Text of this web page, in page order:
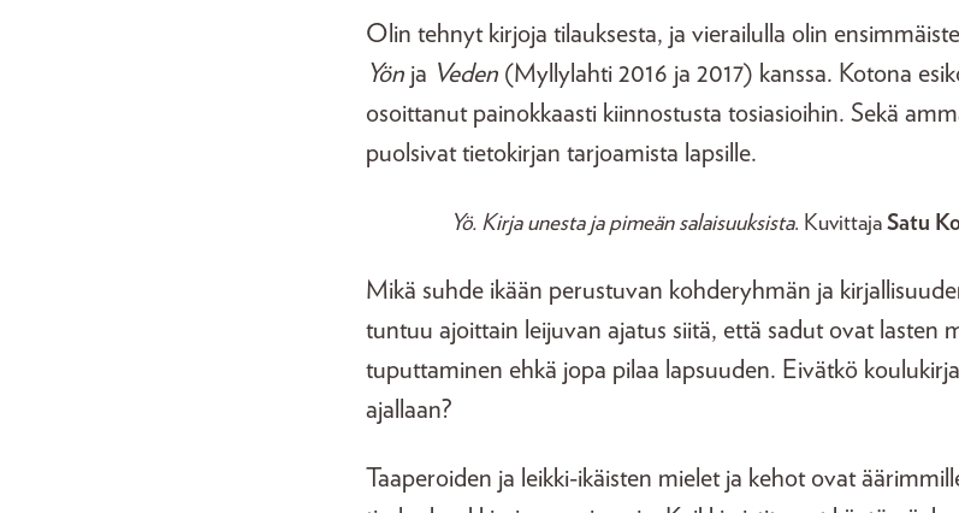
Olin tehnyt kirjoja tilauksesta, ja vierailulla olin
Yön ja Veden (Myllylahti 2016 ja 2017) kanssa. Kotona
osoittanut painokkaasti kiinnostusta tosiasioihin. Sekä
puolsivat tietokirjan tarjoamista lapsille.
Yö. Kirja unesta ja pimeän salaisuuksista. Kuvittaja Satu
Mikä suhde ikään perustuvan kohderyhmän ja
tuntuu ajoittain leijuvan ajatus siitä, että sadut ovat lasten
tuputtaminen ehkä jopa pilaa lapsuuden. Eivätkö
ajallaan?
Taaperoiden ja leikki-ikäisten mielet ja kehot ovat